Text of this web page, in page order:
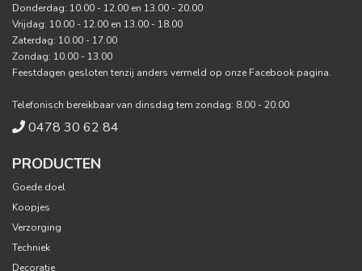
Donderdag: 10.00 - 12.00 en 13.00 - 20.00
Vrijdag: 10.00 - 12.00 en 13.00 - 18.00
Zaterdag: 10.00 - 17.00
Zondag: 10.00 - 13.00
Feestdagen gesloten tenzij anders vermeld op onze Facebook pagina.
Telefonisch bereikbaar van dinsdag tem zondag: 8.00 - 20.00
0478 30 62 84
PRODUCTEN
Goede doel
Koopjes
Verzorging
Techniek
Decoratie